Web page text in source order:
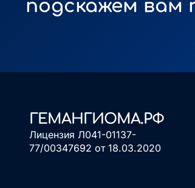
подскажем вам
ГЕМАНГИОМА.РФ
Лицензия Л041-01137-
77/00347692 от 18.03.2020